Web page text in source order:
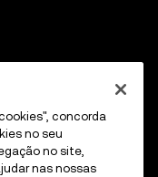
concorda
no seu
no site,
nas nossas